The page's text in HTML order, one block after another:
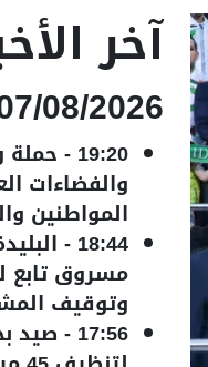
آخر
08/2026
19:20
- حملة
والفضاءات
المواطنين
18:44
-
مسروق
وتوقيف
17:56
- صيد